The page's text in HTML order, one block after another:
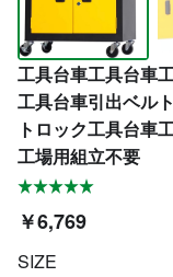
工具台車工具台車
工具台車引出ベル
トロック工具台車
工場用組立不要
￥6,769
SIZE